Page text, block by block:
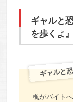
ギャルと
を歩くよ』
ギャルと
楓がバイト